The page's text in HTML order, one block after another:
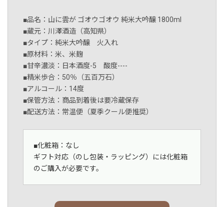
■品名：山に雲が ゴオウゴオウ 純米大吟醸 1800ml
■蔵元：川澤酒造（高知県）
■タイプ：純米大吟醸 火入れ
■原材料：米、米麹
■甘辛濃淡：日本酒度-5 酸度----
■精米歩合：50％（五百万石）
■アルコール：14度
■保管方法：商品到着後は要冷蔵保存
■配送方法：常温便（夏季クール便推奨）
■化粧箱：なし
ギフト対応（のし包装・ラッピング）には化粧箱
のご購入が必要です。